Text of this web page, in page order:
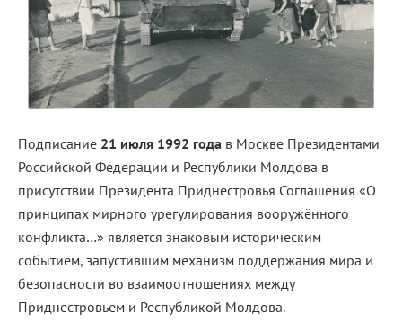
Подписание 21 июля 1992 года в Москве Президентами
Российской Федерации и Республики Молдова в
присутствии Президента Приднестровья Соглашения «О
принципах мирного урегулирования вооружённого
конфликта…» является знаковым историческим
событием, запустившим механизм поддержания мира и
безопасности во взаимоотношениях между
Приднестровьем и Республикой Молдова.